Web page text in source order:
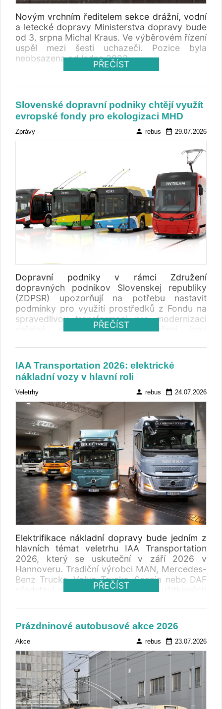
Novým vrchním ředitelem sekce drážní, vodní
a letecké dopravy Ministerstva dopravy bude
od 3. srpna Michal Kraus. Ve výběrovém řízení
uspěl mezi šesti uchazeči. Pozice byla
neobsazena od ledna 2023.
PŘEČÍST
Slovenské dopravní podniky chtějí využít
evropské fondy pro ekologizaci MHD
Zprávy person rebus date_range 29.07.2026
Dopravní podniky v rámci Združení
dopravných podnikov Slovenskej republiky
(ZDPSR) upozorňují na potřebu nastavit
podmínky pro využití prostředků z Fondu na
spravedlivou transformaci pro modernizaci
veřejné dopravy. Podle sdružení jsou
přípravě výzev i realizaci projektů
zaměřených na ekologizaci vozového parku.
ZDPSK vzniklo letos a jeho členy jsou
dopravní podnik zajišťující 75 procent MHD na
Slovensku.
PŘEČÍST
IAA Transportation 2026: elektrické
nákladní vozy v hlavní roli
Veletrhy person rebus date_range 24.07.2026
Elektrifikace nákladní dopravy bude jedním z
hlavních témat veletrhu IAA Transportation
2026, který se uskuteční v září 2026 v
Hannoveru. Tradiční výrobci MAN, Mercedes-
Benz Trucks, Volvo Trucks, Scania nebo DAF
představí další vývoj elektrických užitkových
značky BYD, Dongfeng, MAXUS a
SuperPanther, které chtějí posílit svou pozici
na evropském trhu.
PŘEČÍST
Prázdninové autobusové akce 2026
Akce person rebus date_range 23.07.2026